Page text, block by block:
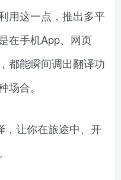
用这一点，推出多平
在手机App、网页
都能瞬间调出翻译功
合。
，让你在旅途中、开